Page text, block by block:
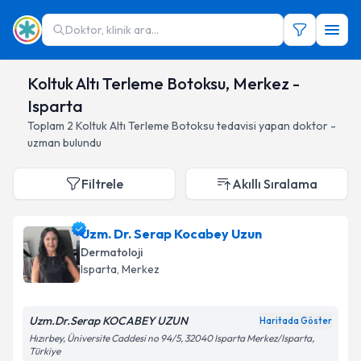
Doktor, klinik ara...
Koltuk Altı Terleme Botoksu, Merkez -
Isparta
Toplam 2 Koltuk Altı Terleme Botoksu tedavisi yapan doktor -
uzman bulundu
Filtrele Akıllı Sıralama
Uzm. Dr. Serap Kocabey Uzun
Dermatoloji
Isparta, Merkez
Uzm.Dr.Serap KOCABEY UZUN Haritada Göster
Hızırbey, Üniversite Caddesi no 94/5, 32040 Isparta Merkez/Isparta,
Türkiye